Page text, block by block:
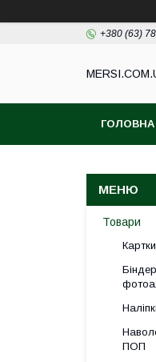
+380 (63)
ГОЛОВНА
Товари
ПОП